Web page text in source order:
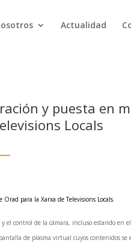
Actualidad
y puesta en
Locals
para la Xarxa de Televisions Locals.
control de la cámara, incluso estando en
de plasma virtual cuyos contenidos se